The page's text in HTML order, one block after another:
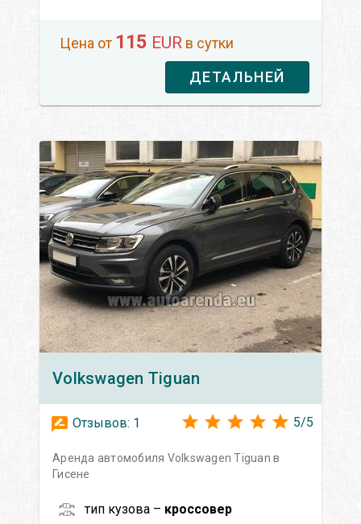
Цена от 115 EUR в сутки
ДЕТАЛЬНЕЙ
Volkswagen Tiguan
Отзывов: 1 5/5
Аренда автомобиля Volkswagen Tiguan в
Гисене
тип кузова – кроссовер